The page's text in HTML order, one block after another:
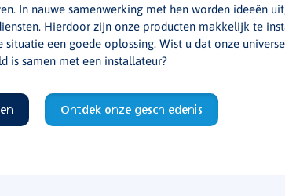
In nauwe samenwerking met hen worden ideeën
Hierdoor zijn onze producten makkelijk te
situatie een goede oplossing. Wist u dat onze
is samen met een installateur?
Ontdek onze geschiedenis